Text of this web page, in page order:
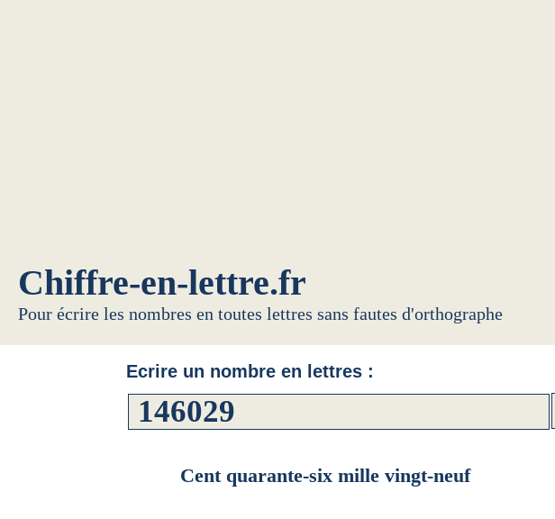
Chiffre-en-lettre.fr
Pour écrire les nombres en toutes lettres sans fautes d'orthographe
Ecrire un nombre en lettres :
Cent quarante-six mille vingt-neuf